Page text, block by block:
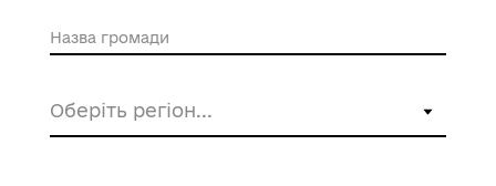
Назва громади